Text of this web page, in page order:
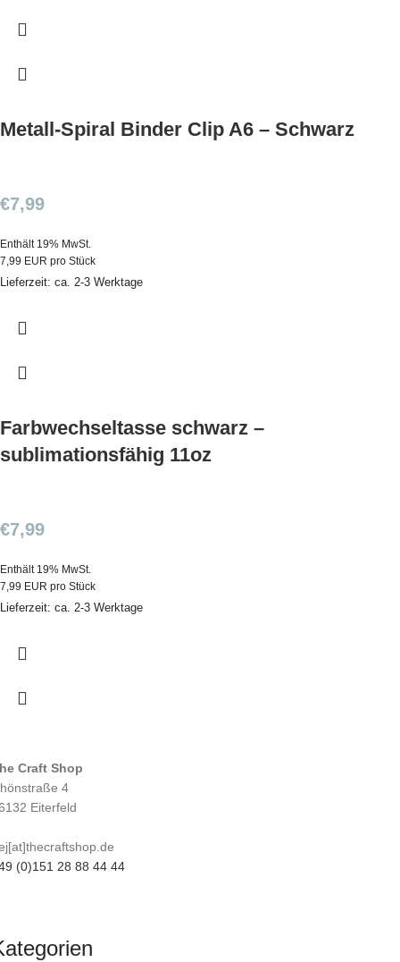
Metall-Spiral Binder Clip A6 – Schwarz
€7,99
Enthält 19% MwSt.
7,99 EUR pro Stück
Lieferzeit: ca. 2-3 Werktage
Farbwechseltasse schwarz –
sublimationsfähig 11oz
€7,99
Enthält 19% MwSt.
7,99 EUR pro Stück
Lieferzeit: ca. 2-3 Werktage
Craft Shop
4
Eiterfeld
(0)151 28 88 44 44